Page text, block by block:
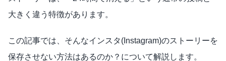
大きく違う特徴があります。
この記事では、そんなインスタ(Instagram)のストーリーを
保存させない方法はあるのか？について解説します。